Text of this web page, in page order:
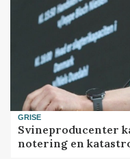
GRISE
Svineproducenter
notering en